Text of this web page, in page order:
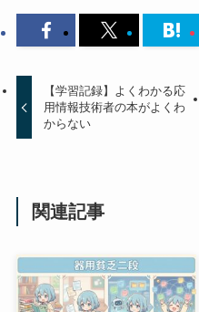
【学習記録】よくわかる応
用情報技術者の本がよくわ
からない
関連記事